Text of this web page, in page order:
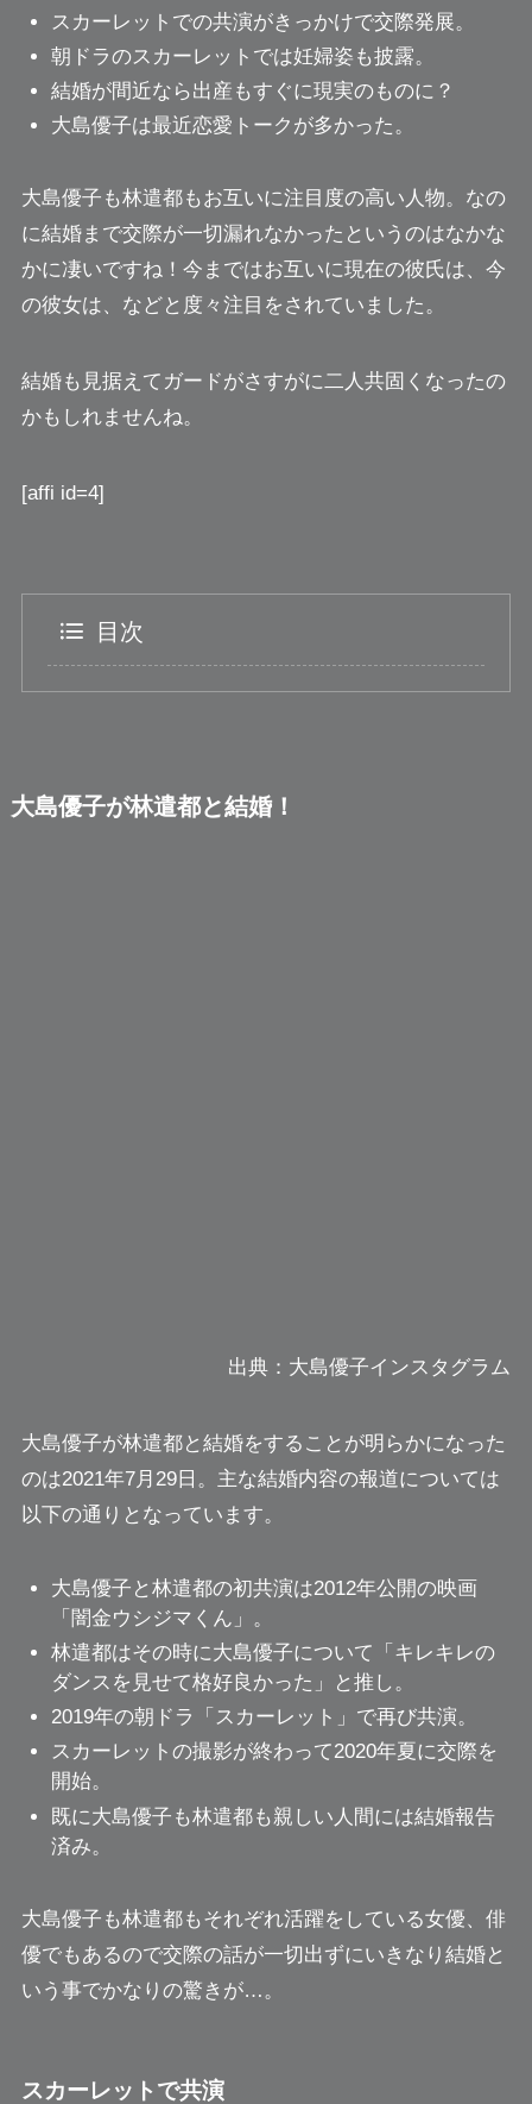
スカーレットでの共演がきっかけで交際発展。
朝ドラのスカーレットでは妊婦姿も披露。
結婚が間近なら出産もすぐに現実のものに？
大島優子は最近恋愛トークが多かった。
大島優子も林遣都もお互いに注目度の高い人物。なの
に結婚まで交際が一切漏れなかったというのはなかな
かに凄いですね！今まではお互いに現在の彼氏は、今
の彼女は、などと度々注目をされていました。
結婚も見据えてガードがさすがに二人共固くなったの
かもしれませんね。
[affi id=4]
目次
大島優子が林遣都と結婚！
出典：大島優子インスタグラム
大島優子が林遣都と結婚をすることが明らかになった
のは2021年7月29日。主な結婚内容の報道については
以下の通りとなっています。
大島優子と林遣都の初共演は2012年公開の映画
「闇金ウシジマくん」。
林遣都はその時に大島優子について「キレキレの
ダンスを見せて格好良かった」と推し。
2019年の朝ドラ「スカーレット」で再び共演。
スカーレットの撮影が終わって2020年夏に交際を
開始。
既に大島優子も林遣都も親しい人間には結婚報告
済み。
大島優子も林遣都もそれぞれ活躍をしている女優、俳
優でもあるので交際の話が一切出ずにいきなり結婚と
いう事でかなりの驚きが…。
スカーレットで共演